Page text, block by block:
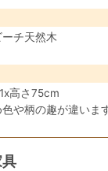
チ天然木
高さ75cm
や柄の趣が違いま